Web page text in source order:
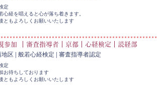
定
心経を唱えると心が落ち着きます。
ともよろしくお願いいたします
参加 ｜審査指導者｜京都｜心経検定｜読経部
地区 | 般若心経検定 | 審査指導者認定
定
お待ちしております
ともよろしくお願いいたします